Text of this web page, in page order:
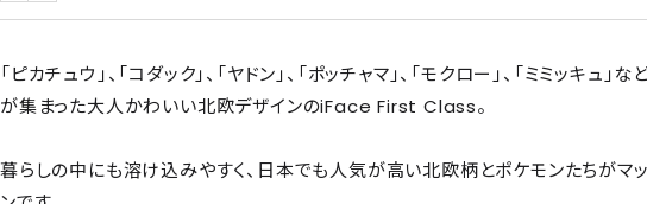
「ピカチュウ」、「コダック」、「ヤドン」、「ポッチャマ」、「モクロー」、「ミミッキュ」
が集まった大人かわいい北欧デザインのiFace First Class。
暮らしの中にも溶け込みやすく、日本でも人気が高い北欧柄とポケモンたちがマ